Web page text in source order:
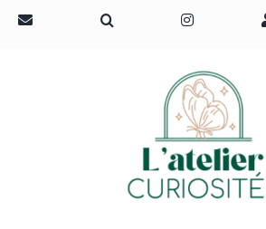
Passer